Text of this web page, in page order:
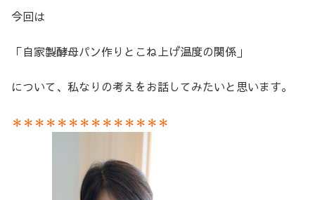
今回は
「自家製酵母パン作りとこね上げ温度の関係」
について、私なりの考えをお話してみたいと思います。
＊＊＊＊＊＊＊＊＊＊＊＊＊＊